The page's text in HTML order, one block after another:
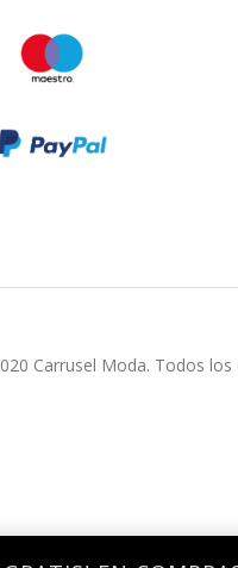
Carrusel Moda. Todos